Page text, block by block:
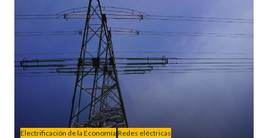
Electrificación de la Economía Redes eléctricas